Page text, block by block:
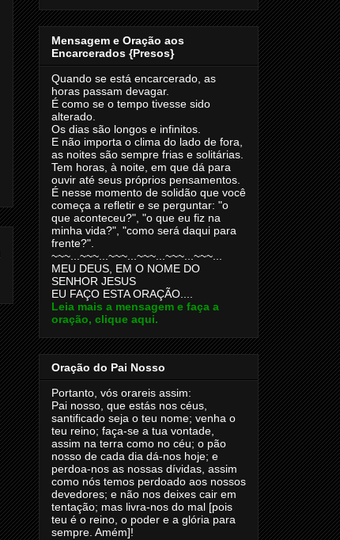
Mensagem e Oração aos
Encarcerados {Presos}
Quando se está encarcerado, as
horas passam devagar.
É como se o tempo tivesse sido
alterado.
Os dias são longos e infinitos.
E não importa o clima do lado de fora,
as noites são sempre frias e solitárias.
Tem horas, à noite, em que dá para
ouvir até seus próprios pensamentos.
É nesse momento de solidão que você
começa a refletir e se perguntar: "o
que aconteceu?", "o que eu fiz na
minha vida?", "como será daqui para
frente?".
~~~...~~~...~~~...~~~...~~~...~~~...
MEU DEUS, EM O NOME DO
SENHOR JESUS
EU FAÇO ESTA ORAÇÃO....
Leia mais a mensagem e faça a
oração, clique aqui.
Oração do Pai Nosso
Portanto, vós orareis assim:
Pai nosso, que estás nos céus,
santificado seja o teu nome; venha o
teu reino; faça-se a tua vontade,
assim na terra como no céu; o pão
nosso de cada dia dá-nos hoje; e
perdoa-nos as nossas dívidas, assim
como nós temos perdoado aos nossos
devedores; e não nos deixes cair em
tentação; mas livra-nos do mal [pois
teu é o reino, o poder e a glória para
sempre. Amém]!